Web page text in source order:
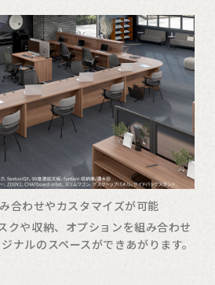
合わせやカスタマイズが可能
や収納、オプションを組み合わせ
ナルのスペースができあがります。